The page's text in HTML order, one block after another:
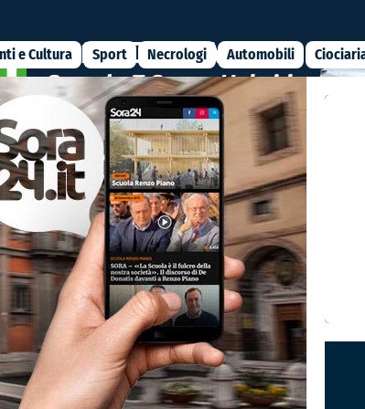
e Cultura Sport Necrologi Automobili